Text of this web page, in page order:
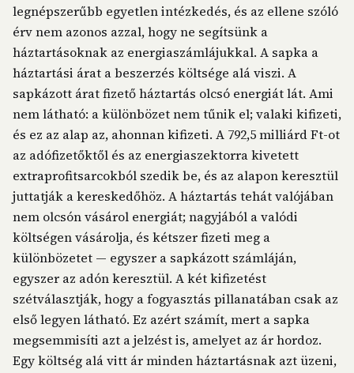
legnépszerűbb egyetlen intézkedés, és az ellene szóló
érv nem azonos azzal, hogy ne segítsünk a
háztartásoknak az energiaszámlájukkal. A sapka a
háztartási árat a beszerzés költsége alá viszi. A
sapkázott árat fizető háztartás olcsó energiát lát. Ami
nem látható: a különbözet nem tűnik el; valaki kifizeti,
és ez az alap az, ahonnan kifizeti. A 792,5 milliárd Ft-ot
az adófizetőktől és az energiaszektorra kivetett
extraprofitsarcokból szedik be, és az alapon keresztül
juttatják a kereskedőhöz. A háztartás tehát valójában
nem olcsón vásárol energiát; nagyjából a valódi
költségen vásárolja, és kétszer fizeti meg a
különbözetet — egyszer a sapkázott számláján,
egyszer az adón keresztül. A két kifizetést
szétválasztják, hogy a fogyasztás pillanatában csak az
első legyen látható. Ez azért számít, mert a sapka
megsemmisíti azt a jelzést is, amelyet az ár hordoz.
Egy költség alá vitt ár minden háztartásnak azt üzeni,